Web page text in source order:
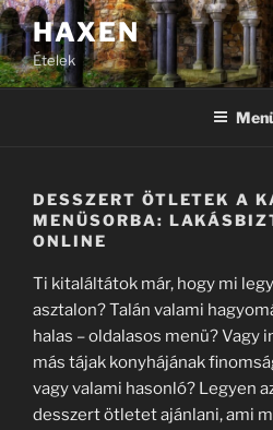
Tartalomhoz
HAXEN
Ételek
DESSZERT ÖTLETEK A
MENÜSORBA:
ONLINE
Ti kitaláltátok már, hogy mi
asztalon? Talán valami
halas – oldalasos menü? Vagy
más tájak konyhájának
vagy valami hasonló? Legyen
desszert ötletet ajánlani, ami